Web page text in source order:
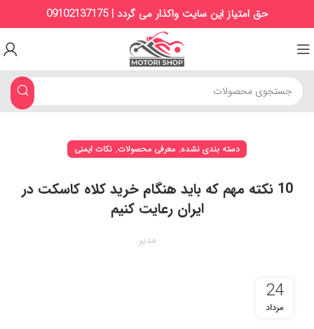
حق امتیاز این سایت واکذار می گردد | 09102137175
دسته بندی نشده, معرفی محصولات, نکات ایمنی
10 نکته مهم که باید هنگام خرید کلاه کاسکت در
ایران رعایت کنیم
مدیر
24
مرداد